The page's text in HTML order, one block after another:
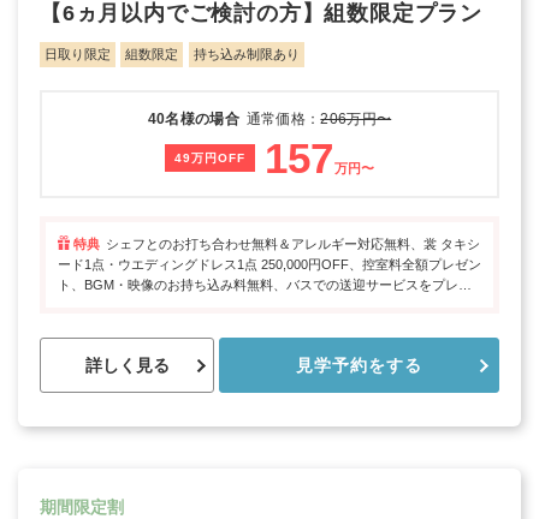
【6ヵ月以内でご検討の方】組数限定プラン
日取り限定 組数限定 持ち込み制限あり
40名様の場合 通常価格：206万円〜
49万円OFF 157万円〜
特典 シェフとのお打ち合わせ無料＆アレルギー対応無料、裳 タキシ
ード1点・ウエディングドレス1点 250,000円OFF、控室料全額プレゼン
ト、BGM・映像のお持ち込み料無料、バスでの送迎サービスをプレゼ
詳しく見る 見学予約をする
期間限定割